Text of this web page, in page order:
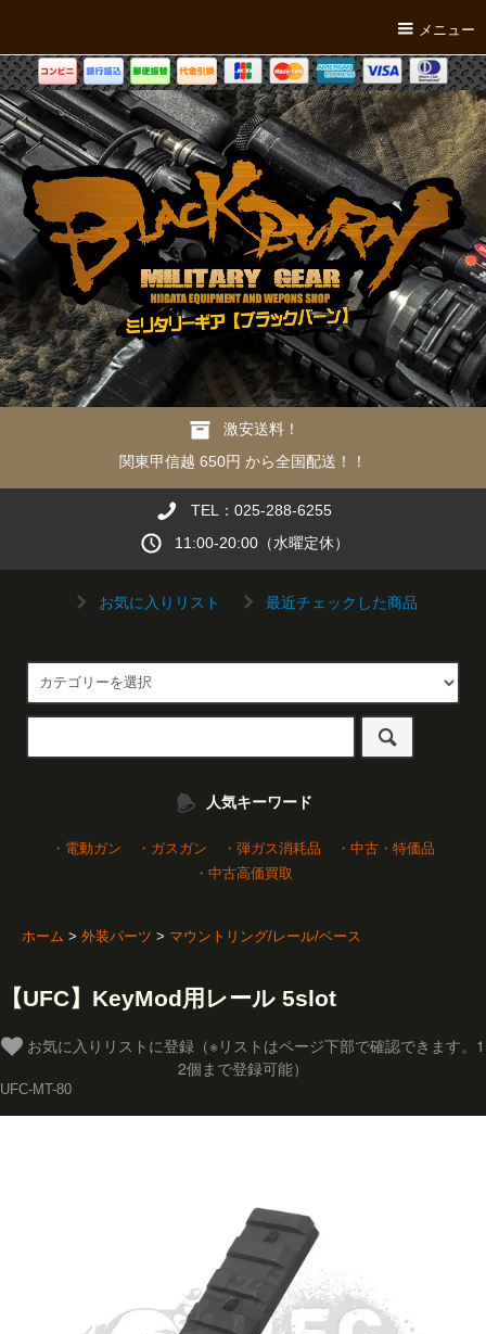
メニュー
激安送料！
関東甲信越 650円 から全国配送！！
TEL：025-288-6255
11:00-20:00（水曜定休）
お気に入りリスト 最近チェックした商品
人気キーワード
・電動ガン ・ガスガン ・弾ガス消耗品
・中古・特価品
・中古高価買取
ホーム > 外装パーツ > マウントリング/レール/ベース
【UFC】KeyMod用レール 5slot
2個まで登録可能）
UFC-MT-80